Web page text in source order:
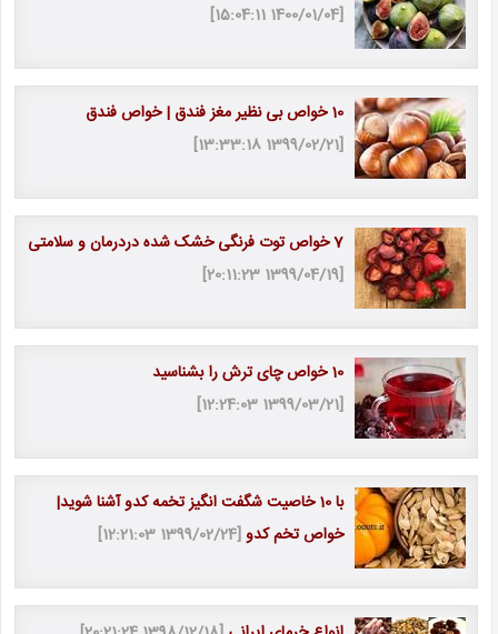
[1400/01/04 15:04:11]
10 خواص بی نظیر مغز فندق | خواص فندق
[1399/02/21 13:33:18]
7 خواص توت فرنگی خشک شده دردرمان و سلامتی
[1399/04/19 20:11:23]
10 خواص چای ترش را بشناسید
[1399/03/21 12:24:03]
با 10 خاصیت شگفت انگیز تخمه کدو آشنا شوید|
خواص تخم کدو[1399/02/24 12:21:03]